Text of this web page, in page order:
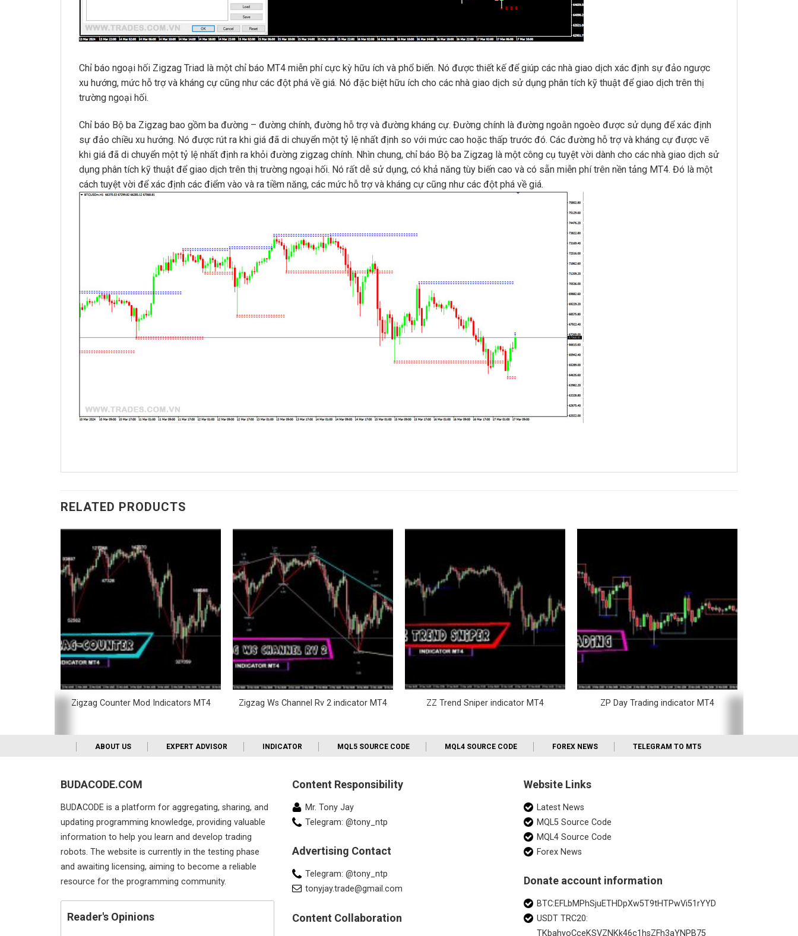
Chỉ báo ngoại hối Zigzag Triad là một chỉ báo MT4 miễn phí cực kỳ hữu ích và phổ biến. Nó được thiết kế để giúp các nhà giao dịch xác định sự đảo ngược
xu hướng, mức hỗ trợ và kháng cự cũng như các đột phá về giá. Nó đặc biệt hữu ích cho các nhà giao dịch sử dụng phân tích kỹ thuật để giao dịch trên thị
trường ngoại hối.
Chỉ báo Bộ ba Zigzag bao gồm ba đường – đường chính, đường hỗ trợ và đường kháng cự. Đường chính là đường ngoằn ngoèo được sử dụng để xác định
sự đảo chiều xu hướng. Nó được rút ra khi giá đã di chuyển một tỷ lệ nhất định so với mức cao hoặc thấp trước đó. Các đường hỗ trợ và kháng cự được vẽ
khi giá đã di chuyển một tỷ lệ nhất định ra khỏi đường zigzag chính. Nhìn chung, chỉ báo Bộ ba Zigzag là một công cụ tuyệt vời dành cho các nhà giao dịch sử
dụng phân tích kỹ thuật để giao dịch trên thị trường ngoại hối. Nó rất dễ sử dụng, có khả năng tùy biến cao và có sẵn miễn phí trên nền tảng MT4. Đó là một
cách tuyệt vời để xác định các điểm vào và ra tiềm năng, các mức hỗ trợ và kháng cự cũng như các đột phá về giá.
RELATED PRODUCTS
Zigzag Counter Mod Indicators MT4 Zigzag Ws Channel Rv 2 indicator MT4 ZZ Trend Sniper indicator MT4 ZP Day Trading indicator MT4
ABOUT US EXPERT ADVISOR INDICATOR MQL5 SOURCE CODE MQL4 SOURCE CODE FOREX NEWS TELEGRAM TO MT5
BUDACODE.COM
BUDACODE is a platform for aggregating, sharing, and
updating programming knowledge, providing valuable
information to help you learn and develop trading
robots. The website is currently in the testing phase
and awaiting licensing, aiming to become a reliable
resource for the programming community.
Reader's Opinions
Content Responsibility
Mr. Tony Jay
Telegram: @tony_ntp
Advertising Contact
Telegram: @tony_ntp
tonyjay.trade@gmail.com
Content Collaboration
Website Links
Latest News
MQL5 Source Code
MQL4 Source Code
Forex News
Donate account information
BTC:EFLbMPhSjuETHDpXw5T9tHTPwVi51rYYD
USDT TRC20:
TKbahyoCceKSVZNKk46c1hsZFh3aYNPB75